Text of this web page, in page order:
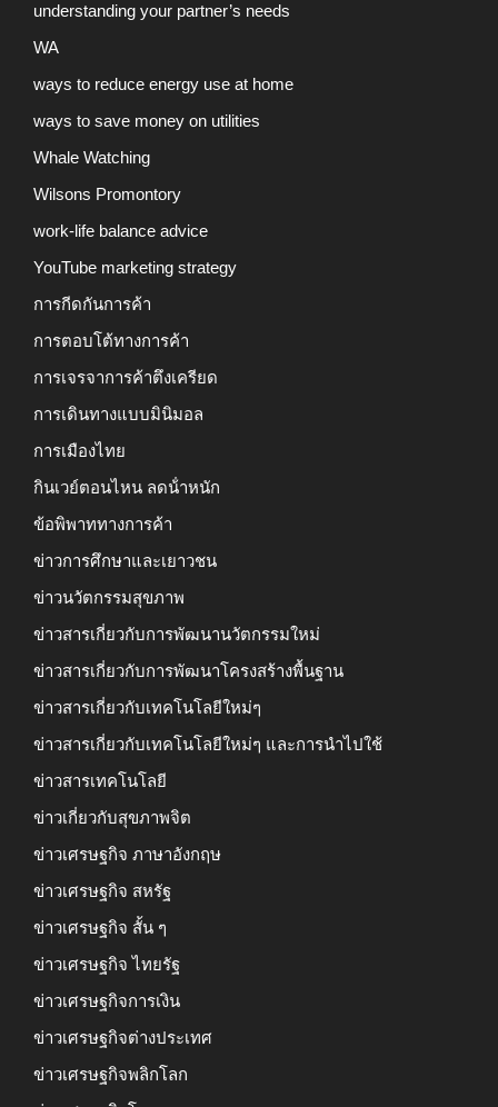
understanding your partner’s needs
WA
ways to reduce energy use at home
ways to save money on utilities
Whale Watching
Wilsons Promontory
work-life balance advice
YouTube marketing strategy
การกีดกันการค้า
การตอบโต้ทางการค้า
การเจรจาการค้าตึงเครียด
การเดินทางแบบมินิมอล
การเมืองไทย
กินเวย์ตอนไหน ลดน้ําหนัก
ข้อพิพาททางการค้า
ข่าวการศึกษาและเยาวชน
ข่าวนวัตกรรมสุขภาพ
ข่าวสารเกี่ยวกับการพัฒนานวัตกรรมใหม่
ข่าวสารเกี่ยวกับการพัฒนาโครงสร้างพื้นฐาน
ข่าวสารเกี่ยวกับเทคโนโลยีใหม่ๆ
ข่าวสารเกี่ยวกับเทคโนโลยีใหม่ๆ และการนำไปใช้
ข่าวสารเทคโนโลยี
ข่าวเกี่ยวกับสุขภาพจิต
ข่าวเศรษฐกิจ ภาษาอังกฤษ
ข่าวเศรษฐกิจ สหรัฐ
ข่าวเศรษฐกิจ สั้น ๆ
ข่าวเศรษฐกิจ ไทยรัฐ
ข่าวเศรษฐกิจการเงิน
ข่าวเศรษฐกิจต่างประเทศ
ข่าวเศรษฐกิจพลิกโลก